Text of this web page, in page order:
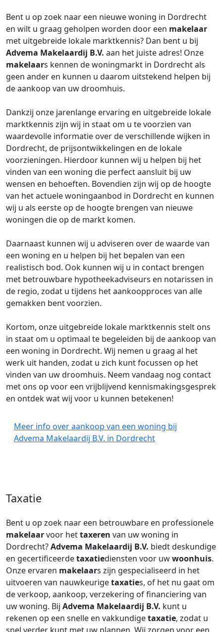
Bent u op zoek naar een nieuwe woning in Dordrecht
en wilt u graag geholpen worden door een makelaar
met uitgebreide lokale marktkennis? Dan bent u bij
Advema Makelaardij B.V. aan het juiste adres! Onze
makelaars kennen de woningmarkt in Dordrecht als
geen ander en kunnen u daarom uitstekend helpen bij
de aankoop van uw droomhuis.
Dankzij onze jarenlange ervaring en uitgebreide lokale
marktkennis zijn wij in staat om u te voorzien van
waardevolle informatie over de verschillende wijken in
Dordrecht, de prijsontwikkelingen en de lokale
voorzieningen. Hierdoor kunnen wij u helpen bij het
vinden van een woning die perfect aansluit bij uw
wensen en behoeften. Bovendien zijn wij op de hoogte
van het actuele woningaanbod in Dordrecht en kunnen
wij u als eerste op de hoogte brengen van nieuwe
woningen die op de markt komen.
Daarnaast kunnen wij u adviseren over de waarde van
een woning en u helpen bij het bepalen van een
realistisch bod. Ook kunnen wij u in contact brengen
met betrouwbare hypotheekadviseurs en notarissen in
de regio, zodat u tijdens het aankoopproces van alle
gemakken bent voorzien.
Kortom, onze uitgebreide lokale marktkennis stelt ons
in staat om u optimaal te begeleiden bij de aankoop van
een woning in Dordrecht. Wij nemen u graag al het
werk uit handen, zodat u zich kunt focussen op het
vinden van uw droomhuis. Neem vandaag nog contact
met ons op voor een vrijblijvend kennismakingsgesprek
en ontdek wat wij voor u kunnen betekenen!
Meer info over aankoop van een woning bij
Advema Makelaardij B.V. in Dordrecht
Taxatie
Bent u op zoek naar een betrouwbare en professionele
makelaarvoor hettaxeren van uw woning in
Dordrecht?Advema Makelaardij B.V. biedt deskundige
en gecertificeerdetaxatiediensten voor uwwoonhuis.
Onze ervaren makelaars zijn gespecialiseerd in het
uitvoeren van nauwkeurigetaxaties, of het nu gaat om
de verkoop, aankoop, verzekering of financiering van
uw woning. Bij Advema Makelaardij B.V. kunt u
rekenen op een snelle en vakkundigetaxatie, zodat u